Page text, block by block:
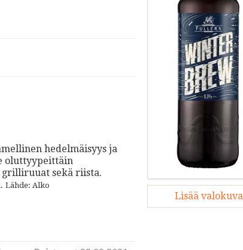
Lisää valokuva
hedelmäisyys ja
oluttyypeittäin
grilliruuat sekä riista.
Lähde: Alko